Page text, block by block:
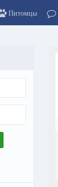
Питомцы